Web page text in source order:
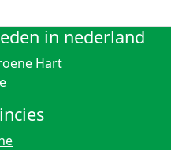
in nederland
Hart